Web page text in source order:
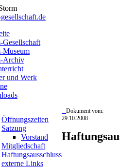
Gesellschaft
Museum
Archiv
und Werk
Öffnungszeiten
Satzung
Vorstand
Mitgliedschaft
Haftungsausschluss
externe Links
Dokument vom:
29.10.2008